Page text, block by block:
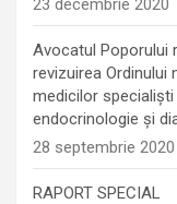
23 decembrie 2020
Avocatul Poporului
revizuirea Ordinului
medicilor
endocrinologie şi
28 septembrie 2020
RAPORT SPECIAL